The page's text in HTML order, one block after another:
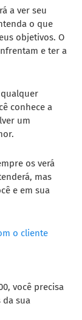
a ver seu
o que
objetivos. O
e ter a
conhece a
um
os verá
mas
e em sua
o cliente
você precisa
da sua